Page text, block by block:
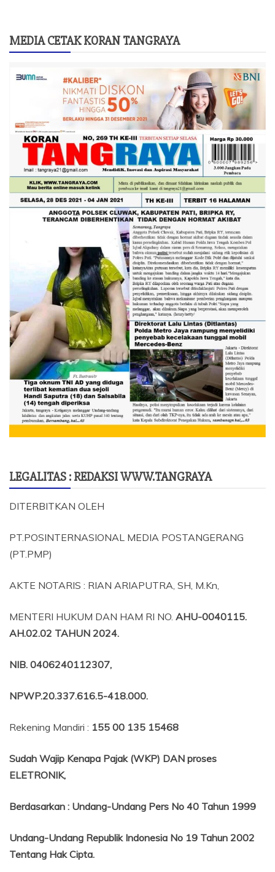
MEDIA CETAK KORAN TANGRAYA
LEGALITAS : REDAKSI WWW.TANGRAYA
DITERBITKAN OLEH
PT.POSINTERNASIONAL MEDIA POSTANGERANG
(PT.PMP)
AKTE NOTARIS : RIAN ARIAPUTRA, SH, M.Kn,
MENTERI HUKUM DAN HAM RI NO. AHU-0040115.
AH.02.02 TAHUN 2024.
NIB. 0406240112307,
NPWP.20.337.616.5-418.000.
Rekening Mandiri : 155 00 135 15468
Sudah Wajip Kenapa Pajak (WKP) DAN proses
ELETRONIK,
Berdasarkan : Undang-Undang Pers No 40 Tahun 1999
Undang-Undang Republik Indonesia No 19 Tahun 2002
Tentang Hak Cipta.